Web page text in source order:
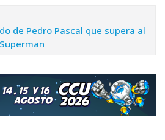
de Pedro Pascal que supera al